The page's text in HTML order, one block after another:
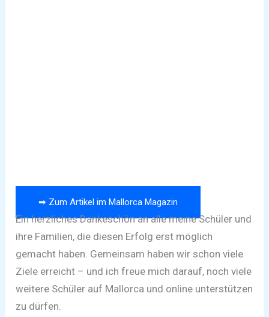
➡ Zum Artikel im Mallorca Magazin
Ein herzliches Dankeschön an alle meine Schüler und
ihre Familien, die diesen Erfolg erst möglich
gemacht haben. Gemeinsam haben wir schon viele
Ziele erreicht – und ich freue mich darauf, noch viele
weitere Schüler auf Mallorca und online unterstützen
zu dürfen.